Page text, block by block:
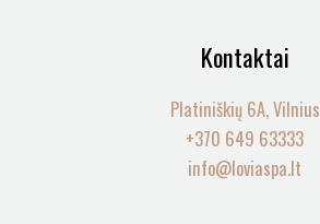
Kontaktai
Platiniškių 6A, Vilnius
+370 649 63333
info@loviaspa.lt